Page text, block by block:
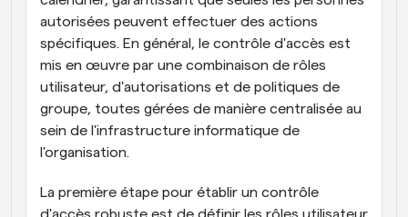
autorisées peuvent effectuer des actions
spécifiques. En général, le contrôle d'accès est
mis en œuvre par une combinaison de rôles
utilisateur, d'autorisations et de politiques de
groupe, toutes gérées de manière centralisée au
sein de l'infrastructure informatique de
l'organisation.
La première étape pour établir un contrôle